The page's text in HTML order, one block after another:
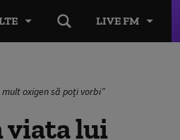
LIVE FM
oxigen să poți vorbi”
viața lui